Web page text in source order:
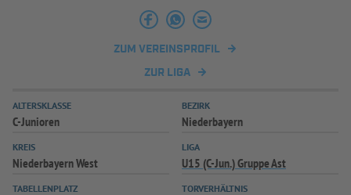
ZUM VEREINSPROFIL
ZUR LIGA
ALTERSKLASSE
C-Junioren
BEZIRK
Niederbayern
KREIS
Niederbayern West
LIGA
U15 (C-Jun.) Gruppe Ast
TABELLENPLATZ TORVERHÄLTNIS